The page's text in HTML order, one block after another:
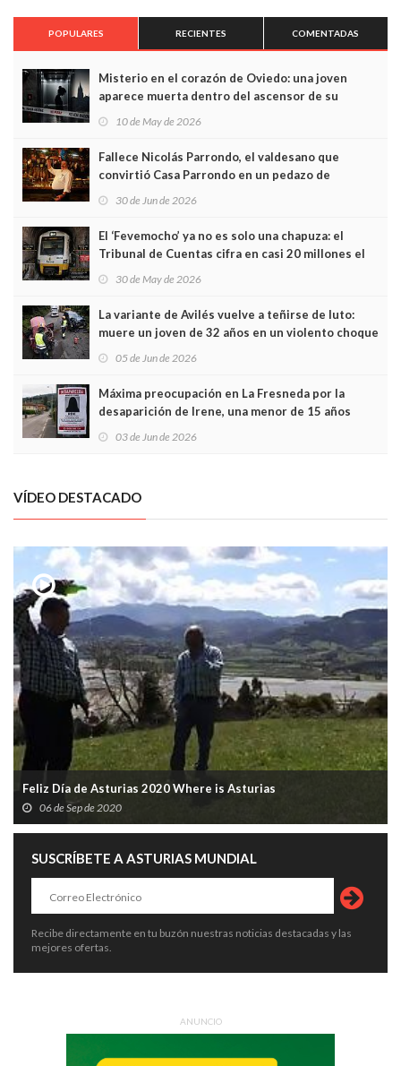
POPULARES RECIENTES COMENTADAS
Misterio en el corazón de Oviedo: una joven
aparece muerta dentro del ascensor de su
edificio y las cámaras captan sus últimos minutos
10 de May de 2026
Fallece Nicolás Parrondo, el valdesano que
convirtió Casa Parrondo en un pedazo de
Asturias en Madrid
30 de Jun de 2026
El ‘Fevemocho’ ya no es solo una chapuza: el
Tribunal de Cuentas cifra en casi 20 millones el
sobrecoste de los trenes que no cabían por los
30 de May de 2026
La variante de Avilés vuelve a teñirse de luto:
muere un joven de 32 años en un violento choque
frontal
05 de Jun de 2026
Máxima preocupación en La Fresneda por la
desaparición de Irene, una menor de 15 años
03 de Jun de 2026
VÍDEO DESTACADO
Feliz Día de Asturias 2020 Where is Asturias
06 de Sep de 2020
SUSCRÍBETE A ASTURIAS MUNDIAL
Recibe directamente en tu buzón nuestras noticias destacadas y las
mejores ofertas.
ANUNCIO